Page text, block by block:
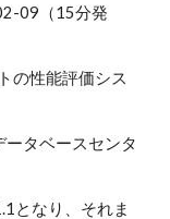
09（15分発
の性能評価シス
タベースセンタ
となり、それま